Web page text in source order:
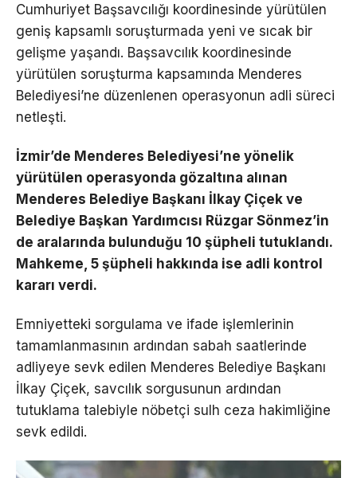
Cumhuriyet Başsavcılığı koordinesinde yürütülen
geniş kapsamlı soruşturmada yeni ve sıcak bir
gelişme yaşandı. Başsavcılık koordinesinde
yürütülen soruşturma kapsamında Menderes
Belediyesi’ne düzenlenen operasyonun adli süreci
netleşti.
İzmir’de Menderes Belediyesi’ne yönelik
yürütülen operasyonda gözaltına alınan
Menderes Belediye Başkanı İlkay Çiçek ve
Belediye Başkan Yardımcısı Rüzgar Sönmez’in
de aralarında bulunduğu 10 şüpheli tutuklandı.
Mahkeme, 5 şüpheli hakkında ise adli kontrol
kararı verdi.
Emniyetteki sorgulama ve ifade işlemlerinin
tamamlanmasının ardından sabah saatlerinde
adliyeye sevk edilen Menderes Belediye Başkanı
İlkay Çiçek, savcılık sorgusunun ardından
tutuklama talebiyle nöbetçi sulh ceza hakimliğine
sevk edildi.